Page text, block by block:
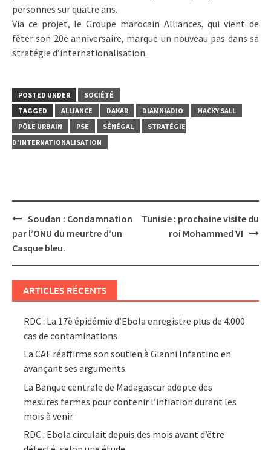
personnes sur quatre ans.
Via ce projet, le Groupe marocain Alliances, qui vient de
fêter son 20e anniversaire, marque un nouveau pas dans sa
stratégie d’internationalisation.
POSTED UNDER
SOCIÉTÉ
TAGGED
ALLIANCE DAKAR DIAMNIADIO
MACKY SALL
PÔLE URBAIN
PSE SÉNÉGAL
STRATÉGIE
D’INTERNATIONALISATION
Post
navigation
Soudan : Condamnation
par l’ONU du meurtre d’un
Casque bleu.
Tunisie : prochaine visite du
roi Mohammed VI
ARTICLES RÉCENTS
RDC : La 17è épidémie d’Ebola enregistre plus de 4.000
cas de contaminations
La CAF réaffirme son soutien à Gianni Infantino en
avançant ses arguments
La Banque centrale de Madagascar adopte des
mesures fermes pour contenir l’inflation durant les
mois à venir
RDC : Ebola circulait depuis des mois avant d’être